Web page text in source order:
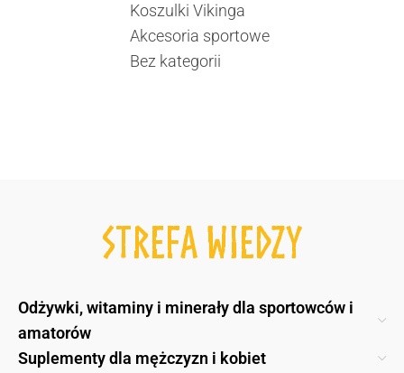
Koszulki Vikinga
Akcesoria sportowe
Bez kategorii
STREFA WIEDZY
Odżywki, witaminy i minerały dla sportowców i
amatorów
Suplementy dla mężczyzn i kobiet